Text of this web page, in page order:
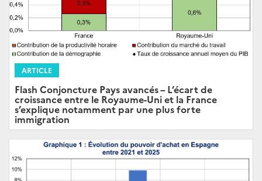
ARTICLE
Flash Conjoncture Pays avancés – L’écart de
croissance entre le Royaume-Uni et la France
s’explique notamment par une plus forte
immigration